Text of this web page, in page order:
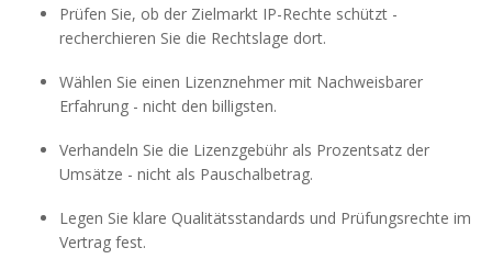
Prüfen Sie, ob der Zielmarkt IP-Rechte schützt -
recherchieren Sie die Rechtslage dort.
Wählen Sie einen Lizenznehmer mit Nachweisbarer
Erfahrung - nicht den billigsten.
Verhandeln Sie die Lizenzgebühr als Prozentsatz der
Umsätze - nicht als Pauschalbetrag.
Legen Sie klare Qualitätsstandards und Prüfungsrechte im
Vertrag fest.